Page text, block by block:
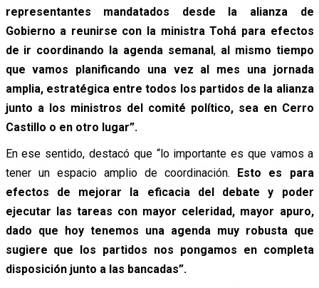
representantes mandatados desde la alianza de
Gobierno a reunirse con la ministra Tohá para efectos
de ir coordinando la agenda semanal, al mismo tiempo
que vamos planificando una vez al mes una jornada
amplia, estratégica entre todos los partidos de la alianza
junto a los ministros del comité político, sea en Cerro
Castillo o en otro lugar”.
En ese sentido, destacó que “lo importante es que vamos a
tener un espacio amplio de coordinación. Esto es para
efectos de mejorar la eficacia del debate y poder
ejecutar las tareas con mayor celeridad, mayor apuro,
dado que hoy tenemos una agenda muy robusta que
sugiere que los partidos nos pongamos en completa
disposición junto a las bancadas”.